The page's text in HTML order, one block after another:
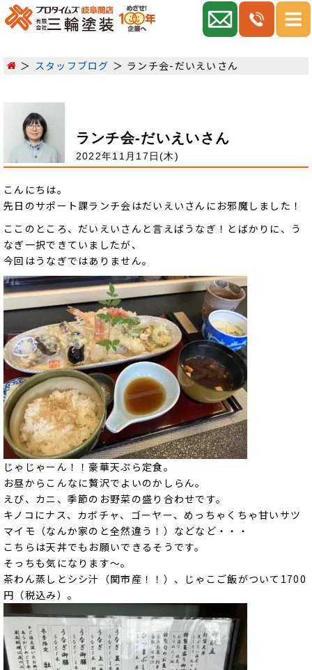
スタッフブログ ランチ会-だいえいさん
ランチ会-だいえいさん
2022年11月17日(木)
こんにちは。
先日のサポート課ランチ会はだいえいさんにお邪魔しました！
ここのところ、だいえいさんと言えばうなぎ！とばかりに、う
なぎ一択できていましたが、
今回はうなぎではありません。
じゃじゃーん！！豪華天ぷら定食。
お昼からこんなに贅沢でよいのかしらん。
えび、カニ、季節のお野菜の盛り合わせです。
キノコにナス、カボチャ、ゴーヤー、めっちゃくちゃ甘いサツ
マイモ（なんか家のと全然違う！）などなど・・・
こちらは天丼でもお願いできるそうです。
そっちも気になります～。
茶わん蒸しとシシ汁（関市産！！）、じゃこご飯がついて1700
円（税込み）。